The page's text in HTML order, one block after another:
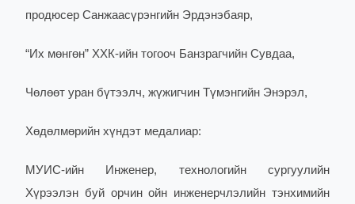
продюсер Санжаасүрэнгийн Эрдэнэбаяр,
“Их мөнгөн” ХХК-ийн тогооч Банзрагчийн Сувдаа,
Чөлөөт уран бүтээлч, жүжигчин Түмэнгийн Энэрэл,
Хөдөлмөрийн хүндэт медалиар:
МУИС-ийн Инженер, технологийн сургуулийн
Хүрээлэн буй орчин ойн инженерчлэлийн тэнхимийн